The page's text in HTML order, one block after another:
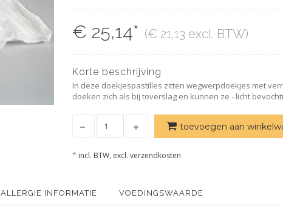
€ 25,14* (€ 21,13 excl. BTW)
Korte beschrijving
In deze doekjespastilles zitten wegwerpdoekjes met
doeken zich als bij toverslag en kunnen ze - licht
toevoegen aan
* incl. BTW, excl. verzendkosten
ALLERGIE INFORMATIE VOEDINGSWAARDE